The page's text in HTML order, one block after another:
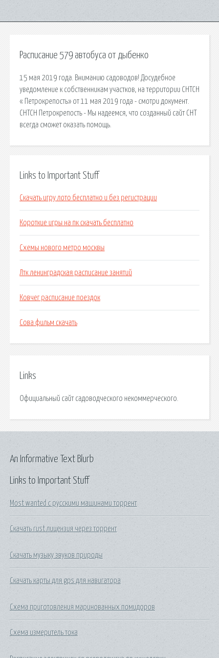
Расписание 579 автобуса от дыбенко
15 мая 2019 года. Вниманию садоводов! Досудебное
уведомление к собственникам участков, на территории СНТСН
« Петрокрепость» от 11 мая 2019 года - смотри документ.
СНТСН Петрокрепость - Мы надеемся, что созданный сайт СНТ
всегда сможет оказать помощь.
Links to Important Stuff
Скачать игру лото бесплатно и без регистрации
Короткие игры на пк скачать бесплатно
Схемы нового метро москвы
Лтк ленинградская расписание занятий
Ковчег расписание поездок
Сова фильм скачать
Links
Официальный сайт садоводческого некоммерческого.
Links to Important Stuff
Most wanted с русскими машинами торрент
Скачать rust лицензия через торрент
Скачать музыку звуков природы
Скачать карты для gps для навигатора
Схема приготовления маринованных помидоров
Схема измеритель тока
An Informative Text Blurb